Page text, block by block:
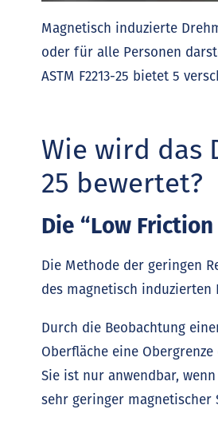
Magnetisch induzierte
oder für alle Personen
ASTM F2213-25 bietet 5
Wie wird das
25 bewertet?
Die “Low
Die Methode der geringen
des magnetisch induzierten
Durch die Beobachtung
Oberfläche eine
Sie ist nur anwendbar,
sehr geringer magnetischer